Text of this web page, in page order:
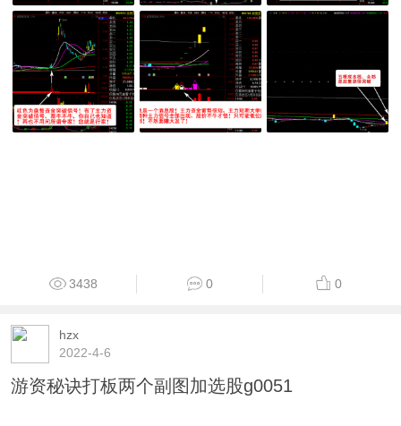
3438 0 0
hzx
2022-4-6
游资秘诀打板两个副图加选股g0051